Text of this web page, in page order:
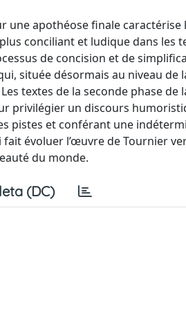
apothéose finale caractérise
conciliant et ludique dans les
de concision et de
située désormais au niveau de
textes de la seconde phase
privilégier un discours
pistes et conférant une
évoluer l’œuvre de Tournier
du monde.
(DC)